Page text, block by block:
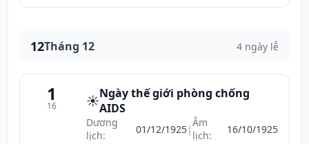
12Tháng 12 4 ngày lễ
1
16 ☀️Ngày thế giới phòng chống
AIDS
Dương
lịch:
01/12/1925|Âm
lịch:
16/10/1925